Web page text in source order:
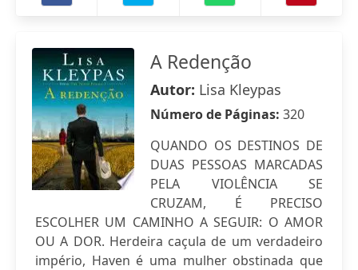
A Redenção
Autor: Lisa Kleypas
Número de Páginas: 320
QUANDO OS DESTINOS DE
DUAS PESSOAS MARCADAS
PELA VIOLÊNCIA SE
CRUZAM, É PRECISO
ESCOLHER UM CAMINHO A SEGUIR: O AMOR
OU A DOR. Herdeira caçula de um verdadeiro
império, Haven é uma mulher obstinada que